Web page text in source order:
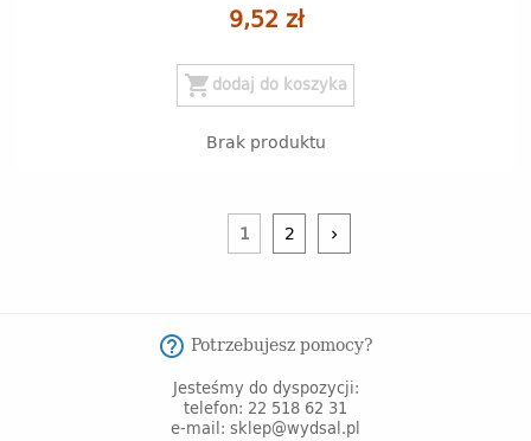
9,52 zł
shopping_cart dodaj do koszyka
Brak produktu
1 2 keyboard_arrow_right
help_outline Potrzebujesz pomocy?
Jesteśmy do dyspozycji:
telefon: 22 518 62 31
e-mail: sklep@wydsal.pl